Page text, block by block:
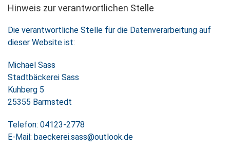
Hinweis zur verantwortlichen Stelle
Die verantwortliche Stelle für die Datenverarbeitung auf
dieser Website ist:
Michael Sass
Stadtbäckerei Sass
Kuhberg 5
25355 Barmstedt
Telefon: 04123-2778
E-Mail: baeckerei.sass@outlook.de